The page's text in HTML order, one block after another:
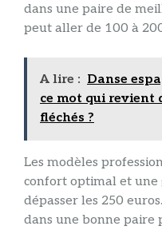
dans une paire de
peut aller de 100 à
A lire : Danse
ce mot qui revient
fléchés ?
Les modèles
confort optimal et
dépasser les 250
dans une bonne paire